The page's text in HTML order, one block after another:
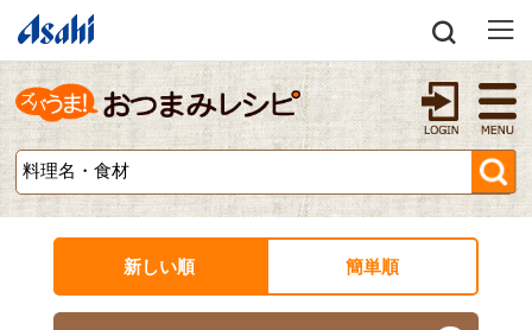
新しい順 簡単順